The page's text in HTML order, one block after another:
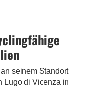
seinem Standort
Lugo di Vicenza in